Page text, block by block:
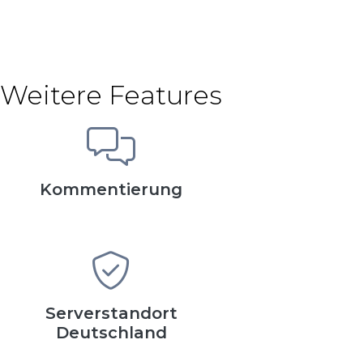
Weitere Features
Kommentierung
Serverstandort
Deutschland